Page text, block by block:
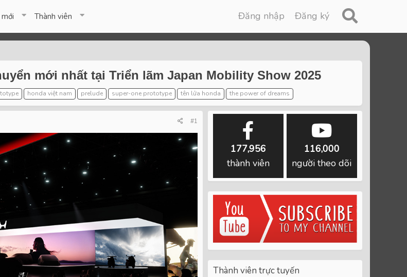
Thành viên Đăng nhập Đăng ký
mới nhất tại Triển lãm Japan Mobility Show 2025
honda việt nam prelude super-one prototype tên lửa honda the power of dreams
#1
177,956
thành viên
116,000
người theo dõi
Thành viên trực tuyến